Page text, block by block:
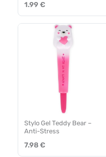
1.99 €
Stylo Gel Teddy Bear –
Anti-Stress
7.98 €